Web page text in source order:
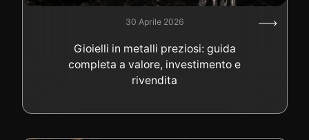
30 Aprile 2026
Gioielli in metalli preziosi: guida
completa a valore, investimento e
rivendita